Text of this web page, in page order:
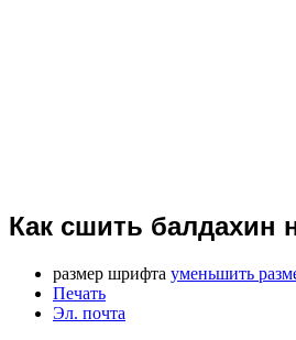
Как сшить балдахин
размер шрифта уменьшить
Печать
Эл. почта